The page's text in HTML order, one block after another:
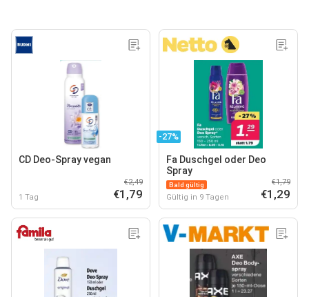
CD Deo-Spray vegan
1 Tag
€2,49
€1,79
-27%
Fa Duschgel oder Deo
Spray
Bald gültig
Gültig in 9 Tagen
€1,79
€1,29